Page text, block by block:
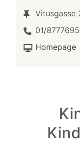
Vitusgasse
01/8777695
Homepage